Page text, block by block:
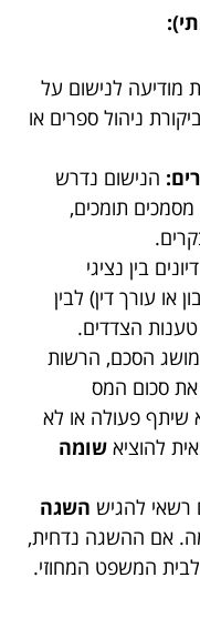
מודיעה לנישום על
ניהול ספרים או
הנישום נדרש
תומכים,
בין נציגי
או עורך דין) לבין
הצדדים.
הסכם, הרשות
סכום המס
שיתף פעולה או לא
להוציא שומה
רשאי להגיש השגה
אם ההשגה נדחית,
לבית המשפט המחוזי.